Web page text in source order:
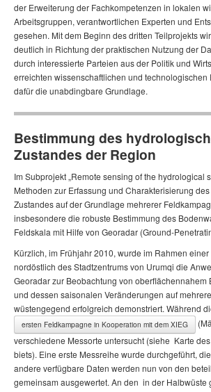
der Erweiterung der Fach­kom­pe­ten­zen in lokalen
Arbeitsgruppen, verantwortlichen Experten und
gesehen. Mit dem Beginn des dritten Teilprojekts
deutlich in Richtung der praktischen Nutzung der
durch interessierte Parteien aus der Politik und
erreichten wissenschaftlichen und technologischen
dafür die unabdingbare Grundlage.
Bestimmung des
Zustandes der Region
Im Subprojekt „Remote sensing of the hydrological
Methoden zur Erfassung und Cha­rak­te­ri­sie­rung
Zustandes auf der Grundlage mehrerer
insbesondere die robuste Bestimmung des
Feldskala mit Hilfe von Geo­ra­dar (Ground-
Kürzlich, im Frühjahr 2010, wurde im Rahmen
nordöstlich des Stadt­zen­trums von Urumqi die
Georadar zur Be­ob­ach­tung von ober­flä­chen­na­hem
und dessen saisonalen Ver­än­de­rungen auf
wüsten­gegend erfolgreich demonstriert. Wäh­rend
ersten Feldkampagne in Kooperation mit dem XIEG
ver­schie­dene Messorte untersucht (siehe Karte
biets). Eine erste Messreihe wurde durch­ge­führt,
andere ver­füg­ba­re Daten werden nun von den
gemeinsam ausgewertet. An den in der Halbwüste